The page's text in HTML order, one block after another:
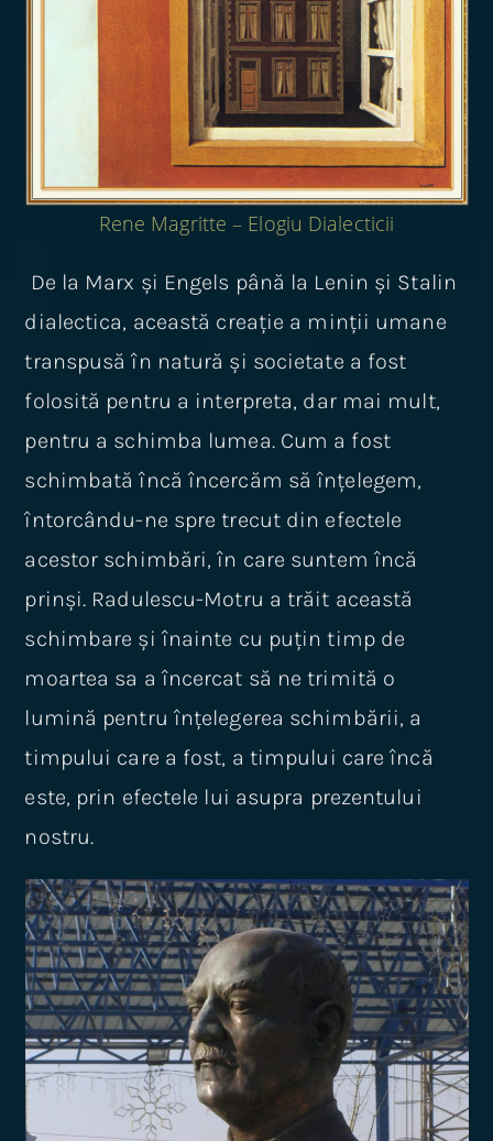
Rene Magritte – Elogiu Dialecticii
De la Marx și Engels până la Lenin și Stalin
dialectica, această creație a minții umane
transpusă în natură și societate a fost
folosită pentru a interpreta, dar mai mult,
pentru a schimba lumea. Cum a fost
schimbată încă încercăm să înțelegem,
întorcându-ne spre trecut din efectele
acestor schimbări, în care suntem încă
prinși. Radulescu-Motru a trăit această
schimbare și înainte cu puțin timp de
moartea sa a încercat să ne trimită o
lumină pentru înțelegerea schimbării, a
timpului care a fost, a timpului care încă
este, prin efectele lui asupra prezentului
nostru.